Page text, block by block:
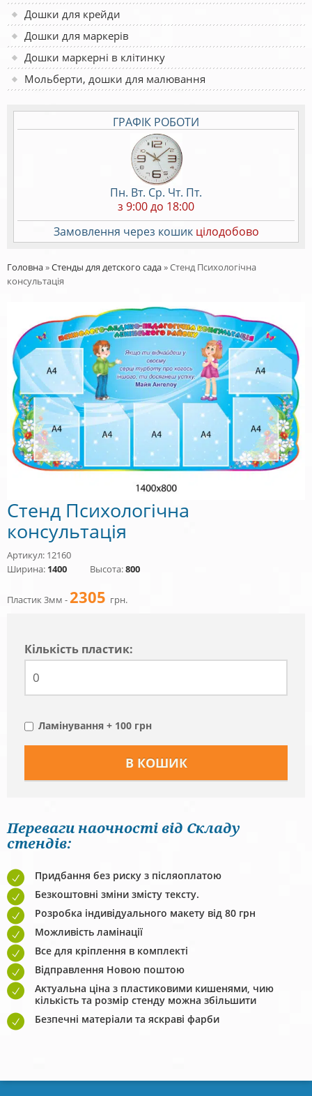
Дошки для крейди
Дошки для маркерів
Дошки маркерні в клітинку
Мольберти, дошки для малювання
ГРАФІК РОБОТИ
Пн. Вт. Ср. Чт. Пт.
з 9:00 до 18:00
Замовлення через кошик цілодобово
Головна»Стенды для детского сада»Стенд Психологічна
консультація
Стенд Психологічна
консультація
Артикул: 12160
Ширина: 1400 Высота:800
Пластик 3мм -2305 грн.
Кiлькiсть пластик:
Ламінування + 100 грн
Переваги наочності від Складу
стендів:
Придбання без риску з післяоплатою
Безкоштовні зміни змісту тексту.
Розробка індивідуального макету від 80 грн
Можливість ламінації
Все для кріплення в комплекті
Відправлення Новою поштою
Актуальна ціна з пластиковими кишенями, чию
кількість та розмір стенду можна збільшити
Безпечні матеріали та яскраві фарби